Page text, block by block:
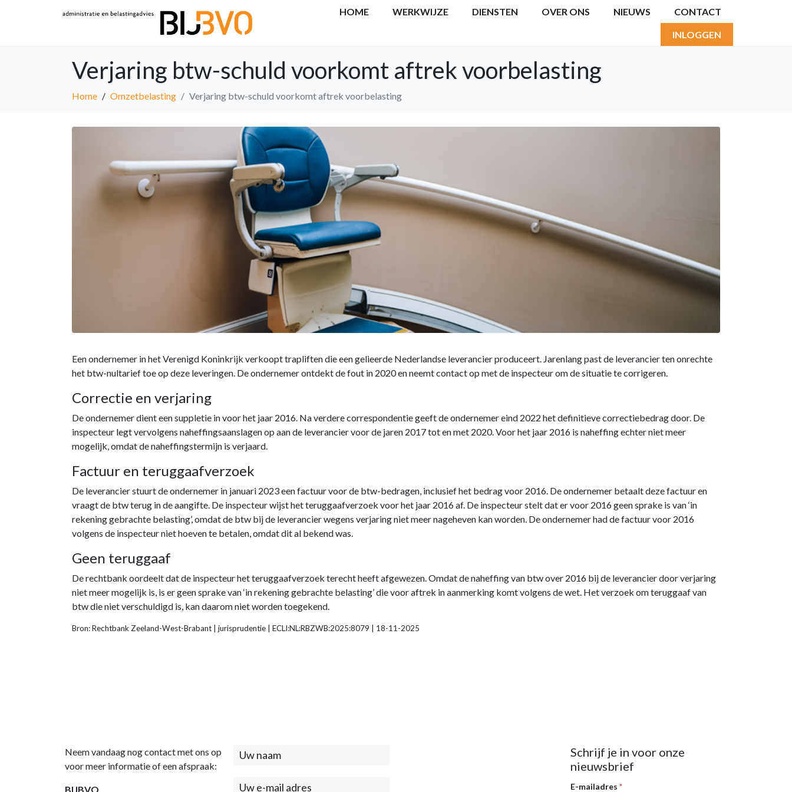
HOME WERKWIJZE DIENSTEN OVER ONS NIEUWS CONTACT
INLOGGEN
Verjaring btw-schuld voorkomt aftrek voorbelasting
Home Omzetbelasting Verjaring btw-schuld voorkomt aftrek voorbelasting
Een ondernemer in het Verenigd Koninkrijk verkoopt trapliften die een gelieerde Nederlandse leverancier produceert. Jarenlang past de leverancier ten onrechte
het btw-nultarief toe op deze leveringen. De ondernemer ontdekt de fout in 2020 en neemt contact op met de inspecteur om de situatie te corrigeren.
Correctie en verjaring
De ondernemer dient een suppletie in voor het jaar 2016. Na verdere correspondentie geeft de ondernemer eind 2022 het definitieve correctiebedrag door. De
inspecteur legt vervolgens naheffingsaanslagen op aan de leverancier voor de jaren 2017 tot en met 2020. Voor het jaar 2016 is naheffing echter niet meer
mogelijk, omdat de naheffingstermijn is verjaard.
Factuur en teruggaafverzoek
De leverancier stuurt de ondernemer in januari 2023 een factuur voor de btw-bedragen, inclusief het bedrag voor 2016. De ondernemer betaalt deze factuur en
vraagt de btw terug in de aangifte. De inspecteur wijst het teruggaafverzoek voor het jaar 2016 af. De inspecteur stelt dat er voor 2016 geen sprake is van ‘in
rekening gebrachte belasting’, omdat de btw bij de leverancier wegens verjaring niet meer nageheven kan worden. De ondernemer had de factuur voor 2016
volgens de inspecteur niet hoeven te betalen, omdat dit al bekend was.
Geen teruggaaf
De rechtbank oordeelt dat de inspecteur het teruggaafverzoek terecht heeft afgewezen. Omdat de naheffing van btw over 2016 bij de leverancier door verjaring
niet meer mogelijk is, is er geen sprake van ‘in rekening gebrachte belasting’ die voor aftrek in aanmerking komt volgens de wet. Het verzoek om teruggaaf van
btw die niet verschuldigd is, kan daarom niet worden toegekend.
Bron: Rechtbank Zeeland-West-Brabant | jurisprudentie | ECLI:NL:RBZWB:2025:8079 | 18-11-2025
Neem vandaag nog contact met ons op
voor meer informatie of een afspraak:
BIJBVO
Contact
Schrijf je in voor onze
nieuwsbrief
E-mailadres *